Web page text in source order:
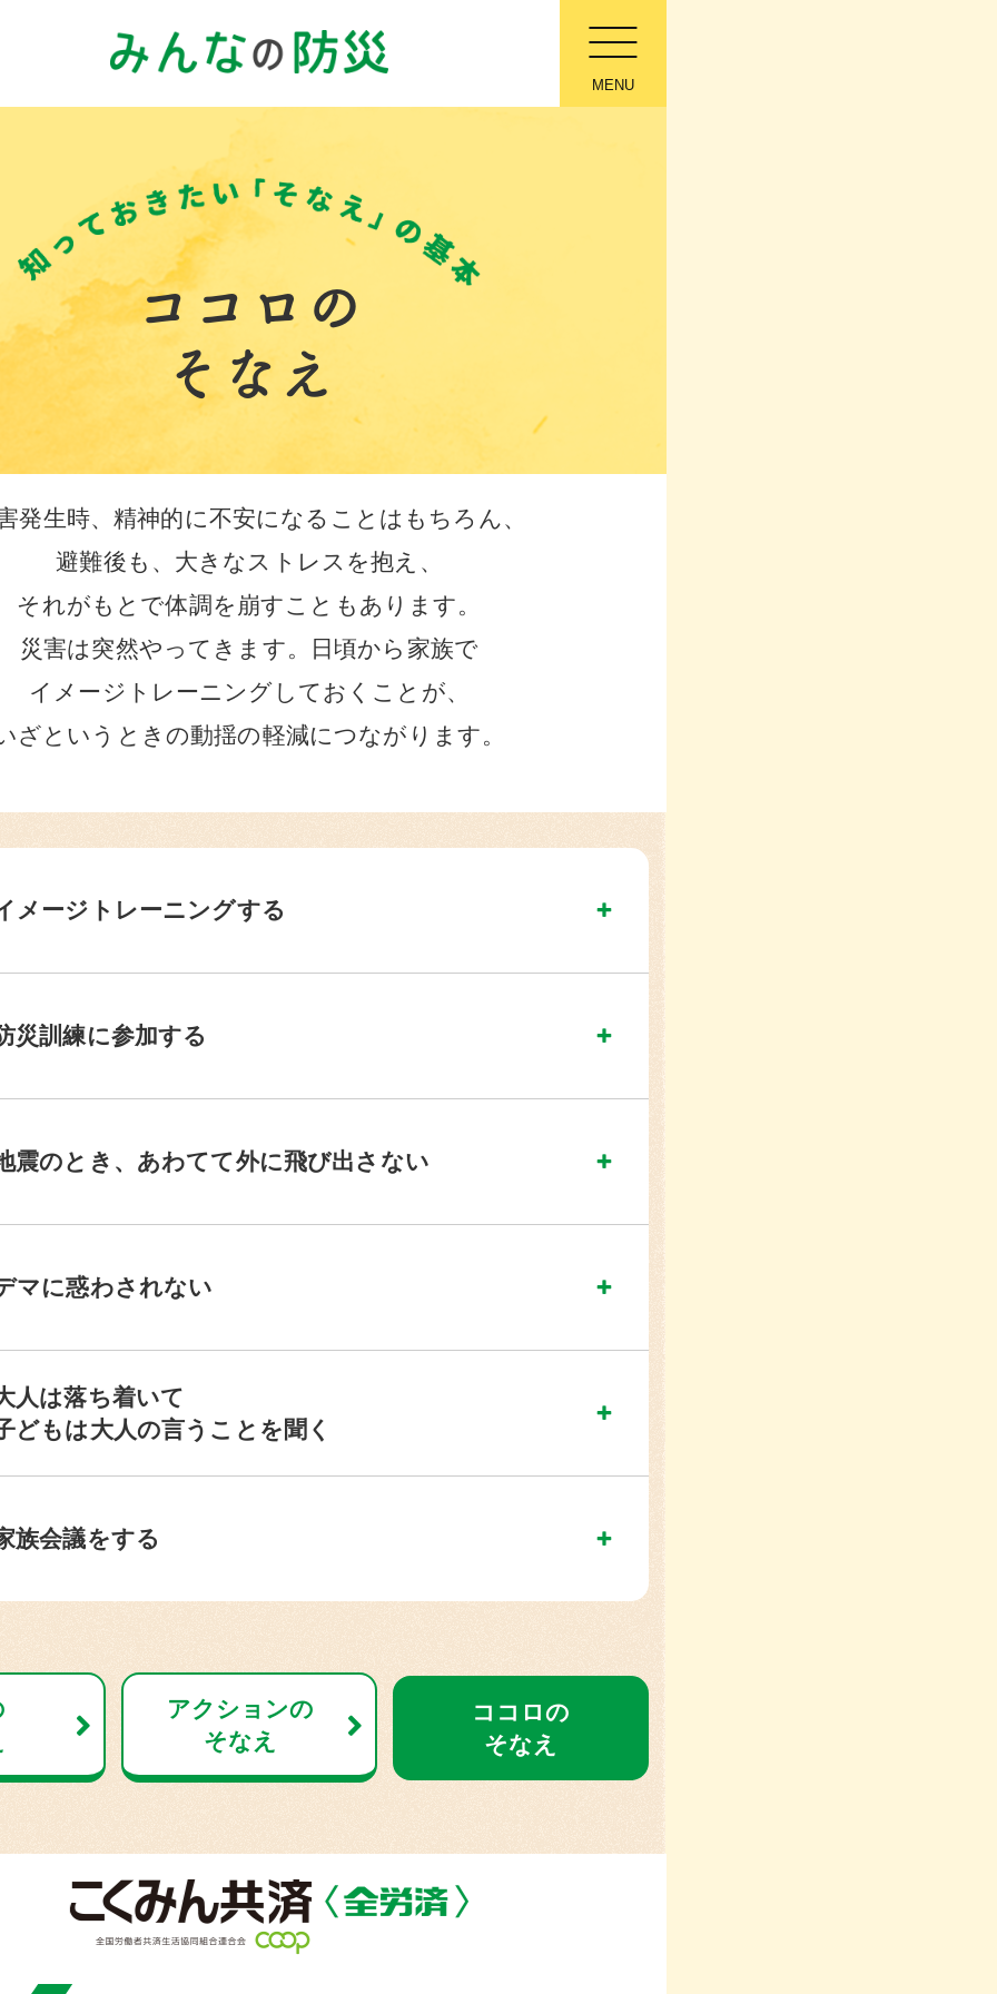
MENU
ココロの
そなえ
発生時、精神的に不安になることはもちろん、
避難後も、大きなストレスを抱え、
それがもとで体調を崩すこともあります。
災害は突然やってきます。日頃から家族で
イメージトレーニングしておくことが、
ざというときの動揺の軽減につながります。
メージトレーニングする
災訓練に参加する
震のとき、あわてて外に飛び出さない
マに惑わされない
人は落ち着いて
どもは大人の言うことを聞く
族会議をする
アクションの
そなえ
ココロの
そなえ